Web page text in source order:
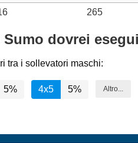
265
dovrei
tra i sollevatori maschi:
5% 4x5 5% Altro...